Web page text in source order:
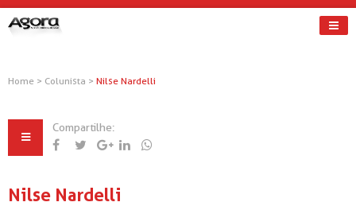
Home > Colunista > Nilse Nardelli
Compartilhe:
Nilse Nardelli